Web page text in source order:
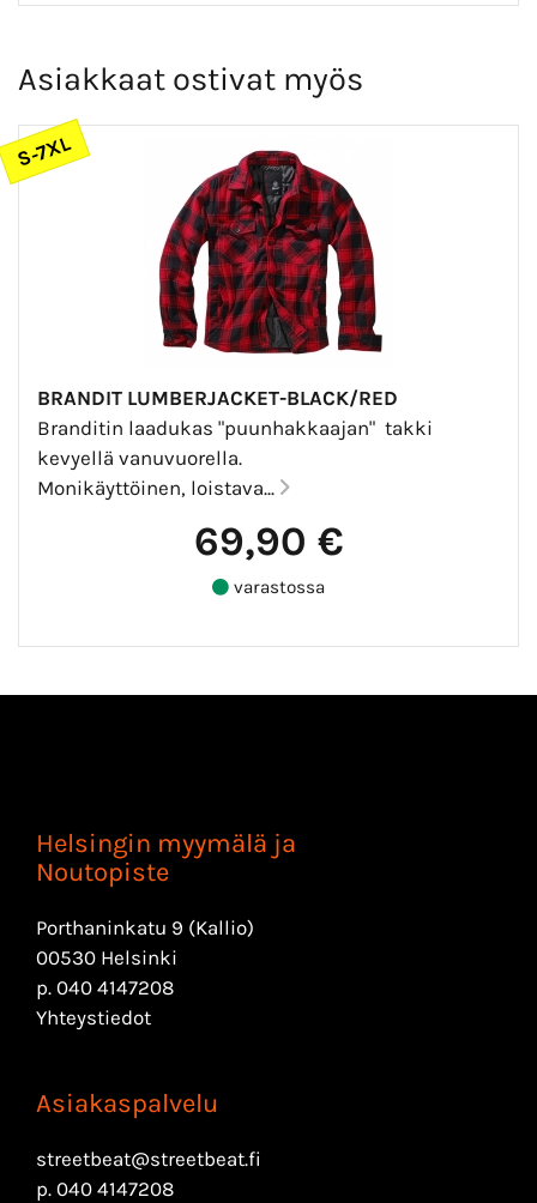
Asiakkaat ostivat myös
S-7XL
BRANDIT LUMBERJACKET-BLACK/RED
Branditin laadukas "puunhakkaajan" takki
kevyellä vanuvuorella.
Monikäyttöinen, loistava...
69,90 €
varastossa
Helsingin myymälä ja
Noutopiste
Porthaninkatu 9 (Kallio)
00530 Helsinki
p. 040 4147208
Yhteystiedot
Asiakaspalvelu
streetbeat@streetbeat.fi
p. 040 4147208